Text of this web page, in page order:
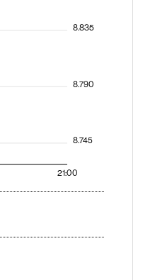
21:00
8.745
8.790
8.835